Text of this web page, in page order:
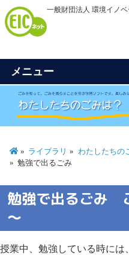
一般財団法人 環境イノ
メニュー
ライブラリ わたしたちの
勉強で出るごみ
勉強で出るごみ
～
授業中、勉強している時に